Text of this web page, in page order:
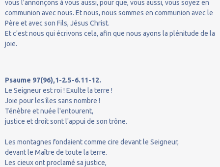
vous l'annonçons à vous aussi, pour que, vous aussi, vous soyez en
communion avec nous. Et nous, nous sommes en communion avec le
Père et avec son Fils, Jésus Christ.
Et c'est nous qui écrivons cela, afin que nous ayons la plénitude de la
joie.
Psaume 97(96),1-2.5-6.11-12.
Le Seigneur est roi ! Exulte la terre !
Joie pour les îles sans nombre !
Ténèbre et nuée l'entourent,
justice et droit sont l'appui de son trône.
Les montagnes fondaient comme cire devant le Seigneur,
devant le Maître de toute la terre.
Les cieux ont proclamé sa justice,